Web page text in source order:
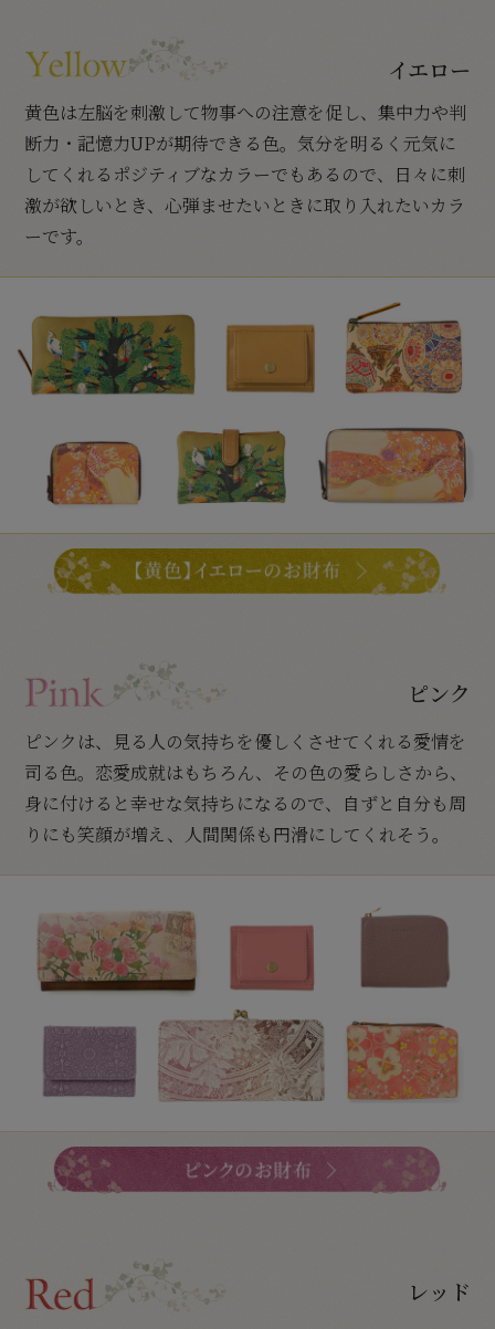
イエロー
黄色は左脳を刺激して物事への注意を促し、集中力や判
断力・記憶力UPが期待できる色。気分を明るく元気に
してくれるポジティブなカラーでもあるので、日々に刺
激が欲しいとき、心弾ませたいときに取り入れたいカラ
ーです。
ピンク
ピンクは、見る人の気持ちを優しくさせてくれる愛情を
司る色。恋愛成就はもちろん、その色の愛らしさから、
身に付けると幸せな気持ちになるので、自ずと自分も周
りにも笑顔が増え、人間関係も円滑にしてくれそう。
レッド